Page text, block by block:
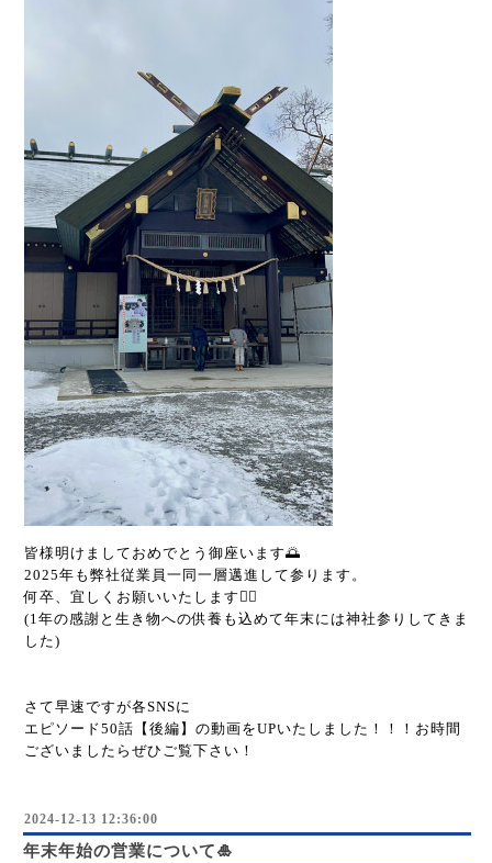
皆様明けましておめでとう御座います🌅
2025年も弊社従業員一同一層邁進して参ります。
何卒、宜しくお願いいたします🙇‍♂️
(1年の感謝と生き物への供養も込めて年末には神社参りしてきま
した)
さて早速ですが各SNSに
エピソード50話【後編】の動画をUPいたしました！！！お時間
ございましたらぜひご覧下さい！
2024-12-13 12:36:00
年末年始の営業について🎍